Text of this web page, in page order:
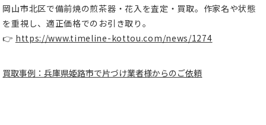
岡山市北区で備前焼の煎茶器・花入を査定・買取。作家名や状態
を重視し、適正価格でのお引き取り。
👉 https://www.timeline-kottou.com/news/1274
買取事例：兵庫県姫路市で片づけ業者様からのご依頼